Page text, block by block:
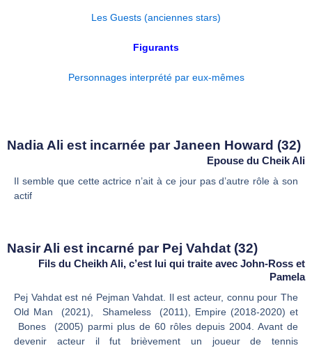
Les Guests (anciennes stars)
Figurants
Personnages interprété par eux-mêmes
Nadia Ali est incarnée par Janeen Howard (32)
Epouse du Cheik Ali
Il semble que cette actrice n’ait à ce jour pas d’autre rôle à son
actif
Nasir Ali est incarné par Pej Vahdat (32)
Fils du Cheikh Ali, c’est lui qui traite avec John-Ross et
Pamela
Pej Vahdat est né Pejman Vahdat. Il est acteur, connu pour The
Old Man (2021), Shameless (2011), Empire (2018-2020) et
Bones (2005) parmi plus de 60 rôles depuis 2004. Avant de
devenir acteur il fut brièvement un joueur de tennis